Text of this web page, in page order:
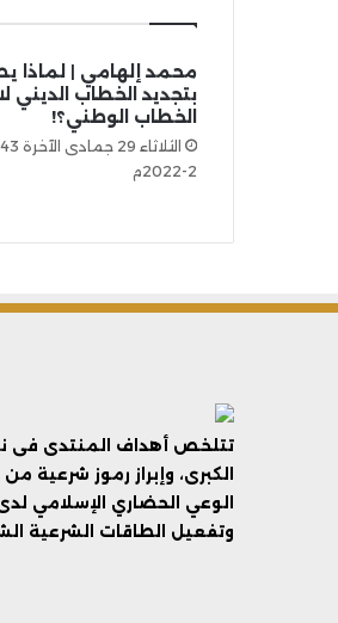
محمد إلهامي | لماذا
بتجديد الخطاب الديني
الخطاب الوطني؟!
2-2022م
تتلخص أهداف المنتدى فى
الكبرى، وإبراز رموز
الوعي الحضاري الإسلامي
وتفعيل الطاقات الشرعية